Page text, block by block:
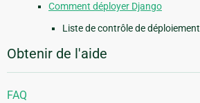
Comment déployer Django
Liste de contrôle de déploiement
Obtenir de l'aide
FAQ